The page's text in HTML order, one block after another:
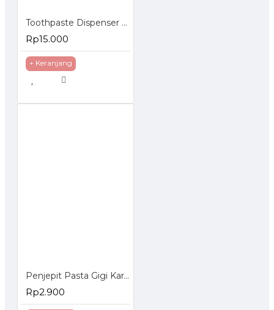
Toothpaste Dispenser - Dispenser Odol
Rp15.000
+ Keranjang
Penjepit Pasta Gigi Karakter - Tooth Paste Holder
Rp2.900